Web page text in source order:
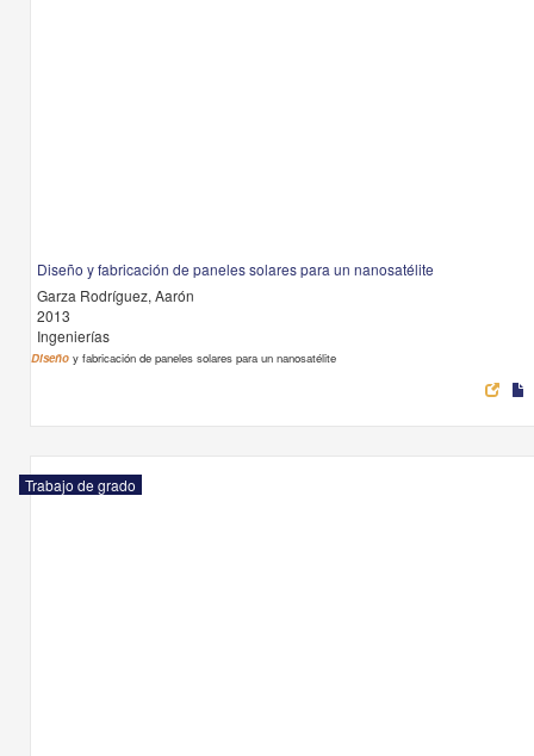
Diseño y fabricación de paneles solares para un nanosatélite
Garza Rodríguez, Aarón
2013
Ingenierías
Diseño y fabricación de paneles solares para un nanosatélite
Trabajo de grado